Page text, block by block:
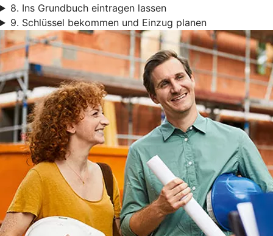
8. Ins Grundbuch eintragen lassen
9. Schlüssel bekommen und Einzug planen